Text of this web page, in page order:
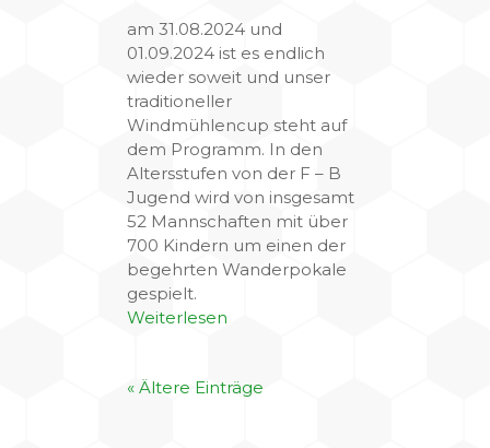
am 31.08.2024 und
01.09.2024 ist es endlich
wieder soweit und unser
traditioneller
Windmühlencup steht auf
dem Programm. In den
Altersstufen von der F – B
Jugend wird von insgesamt
52 Mannschaften mit über
700 Kindern um einen der
begehrten Wanderpokale
gespielt.
Weiterlesen
« Ältere Einträge